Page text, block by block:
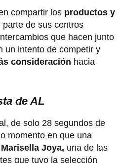
compartir los productos y
de sus centros
que hacen junto
un intento de competir y
consideración hacia
de AL
de solo 28 segundos de
momento en que una
Marisella Joya, una de las
que tuvo la selección